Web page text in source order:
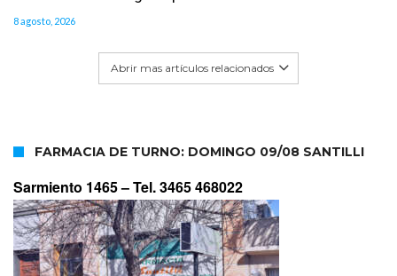
8 agosto, 2026
Abrir mas artículos relacionados
FARMACIA DE TURNO: DOMINGO 09/08 SANTILLI
Sarmiento 1465 –Tel. 3465 468022